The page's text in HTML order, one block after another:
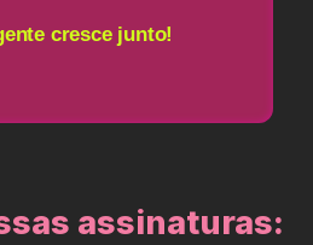
cresce junto!
assinaturas: